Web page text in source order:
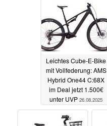
Leichtes Cube-E-Bike
mit Vollfederung: AMS
Hybrid One44 C:68X
im Deal jetzt 1.500€
unter UVP 26.08.2025